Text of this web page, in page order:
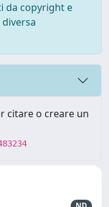
da copyright e
citare o creare un